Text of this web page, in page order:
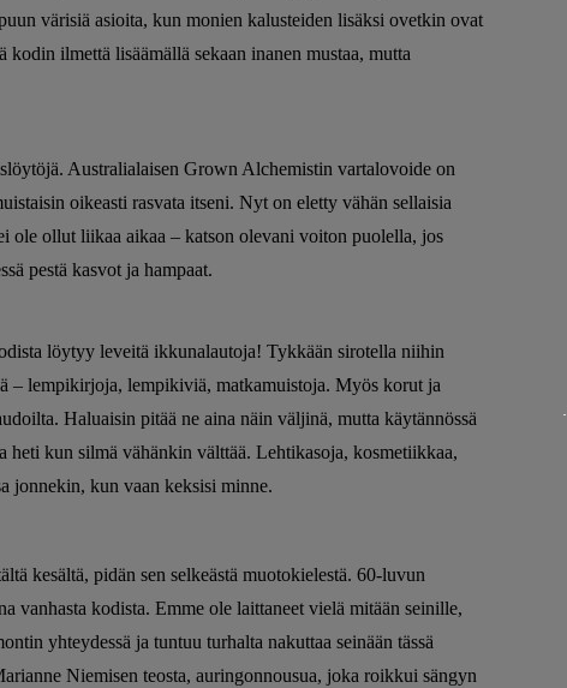
värisiä asioita, kun monien kalusteiden lisäksi ovetkin ovat
ilmettä lisäämällä sekaan inanen mustaa, mutta
Australialaisen Grown Alchemistin vartalovoide on
oikeasti rasvata itseni. Nyt on eletty vähän sellaisia
ole ollut liikaa aikaa – katson olevani voiton puolella, jos
pestä kasvot ja hampaat.
löytyy leveitä ikkunalautoja! Tykkään sirotella niihin
– lempikirjoja, lempikiviä, matkamuistoja. Myös korut ja
Haluaisin pitää ne aina näin väljinä, mutta käytännössä
heti kun silmä vähänkin välttää. Lehtikasoja, kosmetiikkaa,
jonnekin, kun vaan keksisi minne.
kesältä, pidän sen selkeästä muotokielestä. 60-luvun
vanhasta kodista. Emme ole laittaneet vielä mitään seinille,
yhteydessä ja tuntuu turhalta nakuttaa seinään tässä
Niemisen teosta, auringonnousua, joka roikkui sängyn